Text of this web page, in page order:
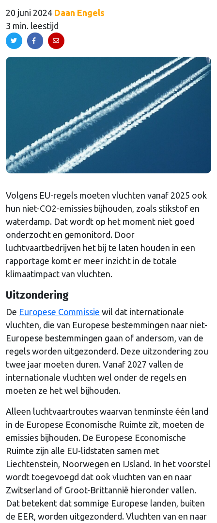
20 juni 2024 Daan Engels
3 min. leestijd
Volgens EU-regels moeten vluchten vanaf 2025 ook
hun niet-CO2-emissies bijhouden, zoals stikstof en
waterdamp. Dat wordt op het moment niet goed
onderzocht en gemonitord. Door
luchtvaartbedrijven het bij te laten houden in een
rapportage komt er meer inzicht in de totale
klimaatimpact van vluchten.
Uitzondering
De Europese Commissie wil dat internationale
vluchten, die van Europese bestemmingen naar niet-
Europese bestemmingen gaan of andersom, van de
regels worden uitgezonderd. Deze uitzondering zou
twee jaar moeten duren. Vanaf 2027 vallen de
internationale vluchten wel onder de regels en
moeten ze het wel bijhouden.
Alleen luchtvaartroutes waarvan tenminste één land
in de Europese Economische Ruimte zit, moeten de
emissies bijhouden. De Europese Economische
Ruimte zijn alle EU-lidstaten samen met
Liechtenstein, Noorwegen en IJsland. In het voorstel
wordt toegevoegd dat ook vluchten van en naar
Zwitserland of Groot-Brittannië hieronder vallen.
Dat betekent dat sommige Europese landen, buiten
de EER, worden uitgezonderd. Vluchten van en naar